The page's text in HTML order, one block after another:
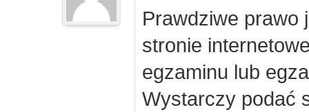
Prawdziwe prawo
stronie
egzaminu lub
Wystarczy podać